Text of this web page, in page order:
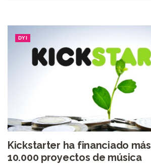
DYI
Kickstarter ha financiado
10.000 proyectos de música